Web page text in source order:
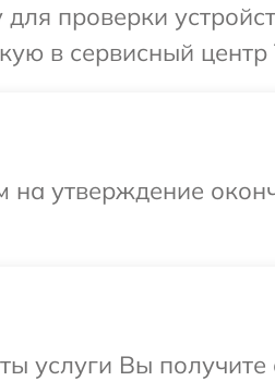
проверки
в сервисный центр
утверждение
услуги Вы